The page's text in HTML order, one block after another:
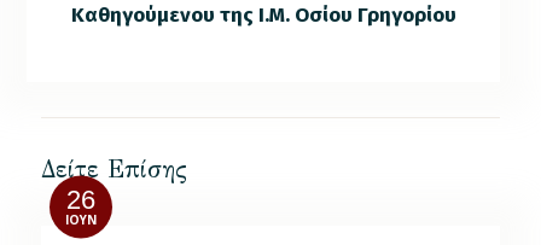
Καθηγούμενου της Ι.Μ. Οσίου Γρηγορίου
Δείτε Επίσης
26
ΙΟΎΝ